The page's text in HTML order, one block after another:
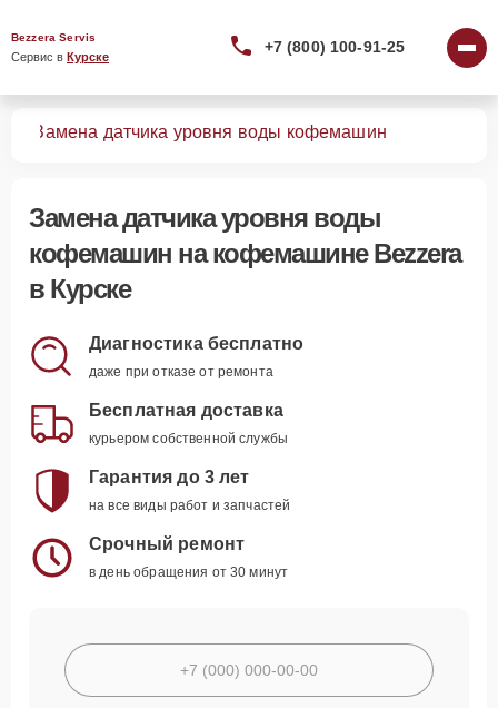
Bezzera Servis
Сервис в Курске
+7 (800) 100-91-25
Замена датчика уровня воды кофемашин
Замена датчика уровня воды
кофемашин на кофемашине Bezzera
в Курске
Диагностика бесплатно
даже при отказе от ремонта
Бесплатная доставка
курьером собственной службы
Гарантия до 3 лет
на все виды работ и запчастей
Срочный ремонт
в день обращения от 30 минут